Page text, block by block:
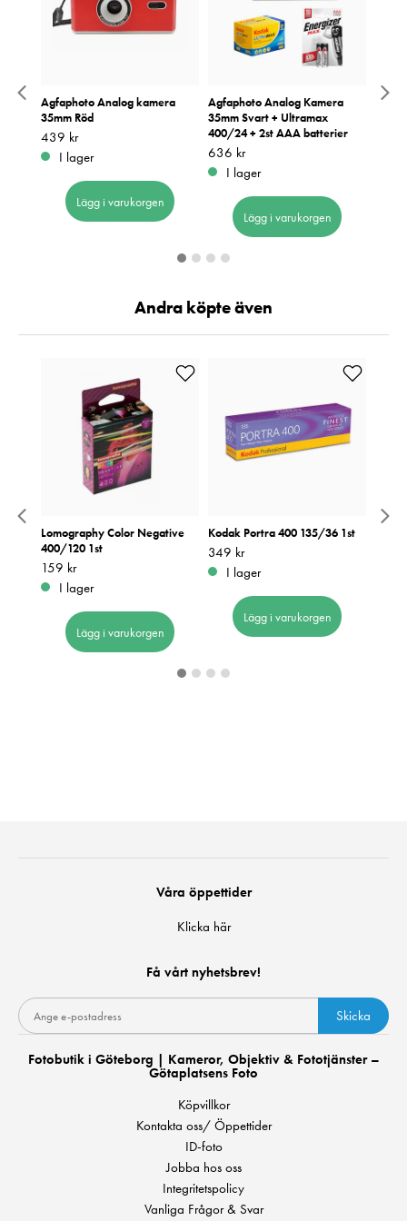
Agfaphoto Analog kamera
35mm Röd
Pris: 439 kr
439 kr
I lager
Lägg i varukorgen
Agfaphoto Analog Kamera
35mm Svart + Ultramax
400/24 + 2st AAA batterier
Pris: 636 kr
636 kr
I lager
Lägg i varukorgen
Andra köpte även
Lomography Color Negative
400/120 1st
Pris: 159 kr
159 kr
I lager
Lägg i varukorgen
Kodak Portra 400 135/36 1st
Pris: 349 kr
349 kr
I lager
Lägg i varukorgen
Våra öppettider
Klicka här
Få vårt nyhetsbrev!
Skicka
Fotobutik i Göteborg | Kameror, Objektiv & Fototjänster –
Götaplatsens Foto
Köpvillkor
Kontakta oss/ Öppettider
ID-foto
Jobba hos oss
Integritetspolicy
Vanliga Frågor & Svar